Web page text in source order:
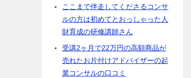
ここまで伴走してくださるコンサ
ルの方は初めてとおっしゃった人
財育成の研修講師さん
受講2ヶ月で22万円の高額商品が
売れたお片付けアドバイザーの起
業コンサルの口コミ